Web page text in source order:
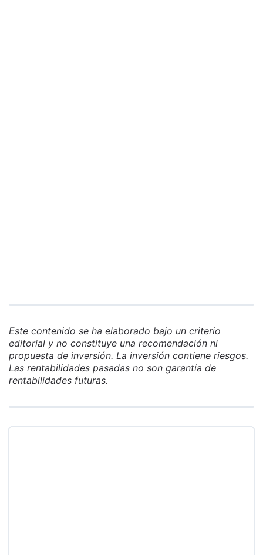
Este contenido se ha elaborado bajo un criterio
editorial y no constituye una recomendación ni
propuesta de inversión. La inversión contiene riesgos.
Las rentabilidades pasadas no son garantía de
rentabilidades futuras.